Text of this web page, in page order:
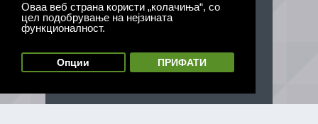
Оваа веб страна користи „колачиња“, со
цел подобрување на нејзината
функционалност.
Опции ПРИФАТИ